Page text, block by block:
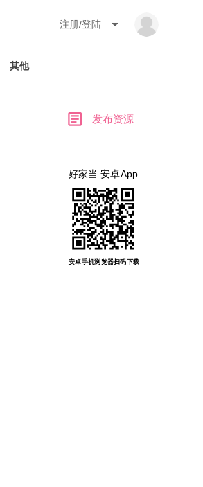
注册/登陆 arrow_drop_down
其他
article 发布资源
好家当 安卓App
安卓手机浏览器扫码下载